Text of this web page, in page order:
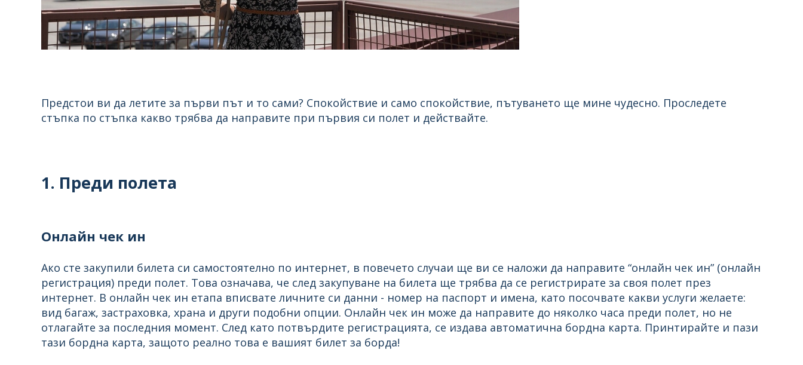
Предстои ви да летите за първи път и то сами? Спокойствие и само спокойствие, пътуването ще мине чудесно. Проследете
стъпка по стъпка какво трябва да направите при първия си полет и действайте.
1. Преди полета
Онлайн чек ин
Ако сте закупили билета си самостоятелно по интернет, в повечето случаи ще ви се наложи да направите “онлайн чек ин” (онлайн
регистрация) преди полет. Това означава, че след закупуване на билета ще трябва да се регистрирате за своя полет през
интернет. В онлайн чек ин етапа вписвате личните си данни - номер на паспорт и имена, като посочвате какви услуги желаете:
вид багаж, застраховка, храна и други подобни опции. Онлайн чек ин може да направите до няколко часа преди полет, но не
отлагайте за последния момент. След като потвърдите регистрацията, се издава автоматична бордна карта. Принтирайте и пази
тази бордна карта, защото реално това е вашият билет за борда!